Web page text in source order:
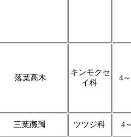
落葉高木
キンモクセ
イ科
4
三葉躑躅 ツツジ科 4